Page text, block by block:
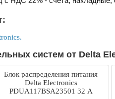
систем от Delta
Блок распределения питания
Delta Electronics
PDUA117BSA23501 32 А